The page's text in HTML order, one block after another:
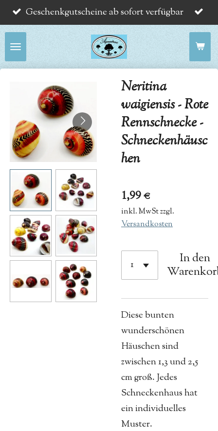
Zum
Hauptinhalt
springen
Geschenkgutscheine ab sofort verfügbar
Neritina
waigiensis - Rote
Rennschnecke -
Schneckenhäusc
hen
1,99 €
inkl. MwSt zzgl.
Versandkosten
In den
Diese bunten
wunderschönen
Häuschen sind
zwischen 1,3 und 2,5
cm groß. Jedes
Schneckenhaus hat
ein individuelles
Muster.